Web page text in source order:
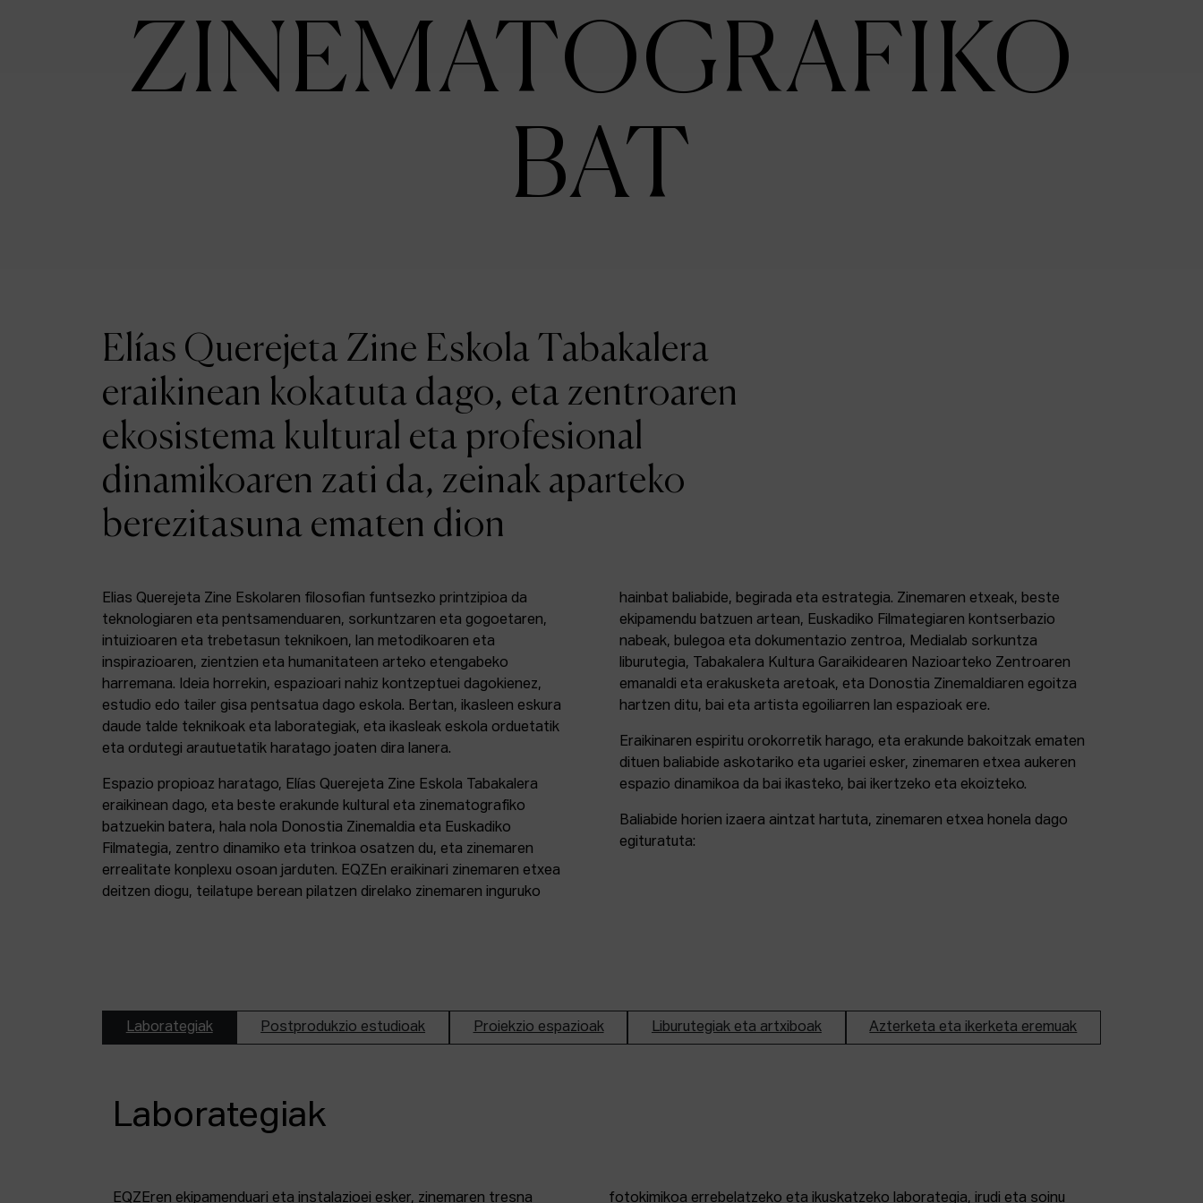
ZINEMATOGRAFIKO
BAT
Elías Querejeta Zine Eskola Tabakalera
eraikinean kokatuta dago, eta zentroaren
ekosistema kultural eta profesional
dinamikoaren zati da, zeinak aparteko
berezitasuna ematen dion
Elias Querejeta Zine Eskolaren filosofian funtsezko printzipioa da
teknologiaren eta pentsamenduaren, sorkuntzaren eta gogoetaren,
intuizioaren eta trebetasun teknikoen, lan metodikoaren eta
inspirazioaren, zientzien eta humanitateen arteko etengabeko
harremana. Ideia horrekin, espazioari nahiz kontzeptuei dagokienez,
estudio edo tailer gisa pentsatua dago eskola. Bertan, ikasleen eskura
daude talde teknikoak eta laborategiak, eta ikasleak eskola orduetatik
eta ordutegi arautuetatik haratago joaten dira lanera.
Espazio propioaz haratago, Elías Querejeta Zine Eskola Tabakalera
eraikinean dago, eta beste erakunde kultural eta zinematografiko
batzuekin batera, hala nola Donostia Zinemaldia eta Euskadiko
Filmategia, zentro dinamiko eta trinkoa osatzen du, eta zinemaren
errealitate konplexu osoan jarduten. EQZEn eraikinari zinemaren etxea
deitzen diogu, teilatupe berean pilatzen direlako zinemaren inguruko
hainbat baliabide, begirada eta estrategia. Zinemaren etxeak, beste
ekipamendu batzuen artean, Euskadiko Filmategiaren kontserbazio
nabeak, bulegoa eta dokumentazio zentroa, Medialab sorkuntza
liburutegia, Tabakalera Kultura Garaikidearen Nazioarteko Zentroaren
emanaldi eta erakusketa aretoak, eta Donostia Zinemaldiaren egoitza
hartzen ditu, bai eta artista egoiliarren lan espazioak ere.
Eraikinaren espiritu orokorretik harago, eta erakunde bakoitzak ematen
dituen baliabide askotariko eta ugariei esker, zinemaren etxea aukeren
espazio dinamikoa da bai ikasteko, bai ikertzeko eta ekoizteko.
Baliabide horien izaera aintzat hartuta, zinemaren etxea honela dago
egituratuta:
Laborategiak Postprodukzio estudioak Proiekzio espazioak Liburutegiak eta artxiboak Azterketa eta ikerketa eremuak
Laborategiak
EQZEren ekipamenduari eta instalazioei esker, zinemaren tresna
fotokimikoa errebelatzeko eta ikuskatzeko laborategia, irudi eta soinu